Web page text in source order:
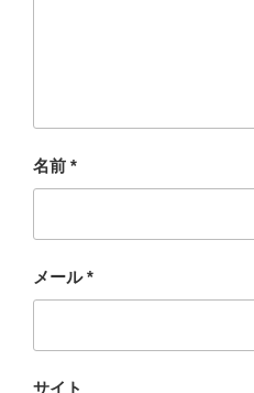
名前 *
メール*
サイト